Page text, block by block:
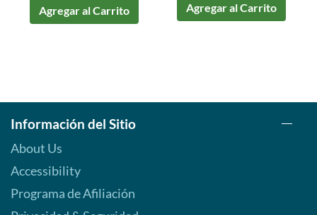
Agregar al Carrito Agregar al Carrito
Información del Sitio
About Us
Accessibility
Programa de Afiliación